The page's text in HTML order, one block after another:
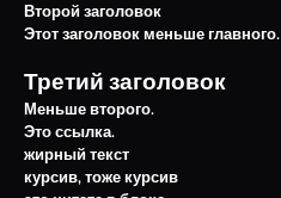
Второй заголовок
Этот заголовок меньше главного.
Третий заголовок
Меньше второго.
Это ссылка.
жирный текст
курсив, тоже курсив